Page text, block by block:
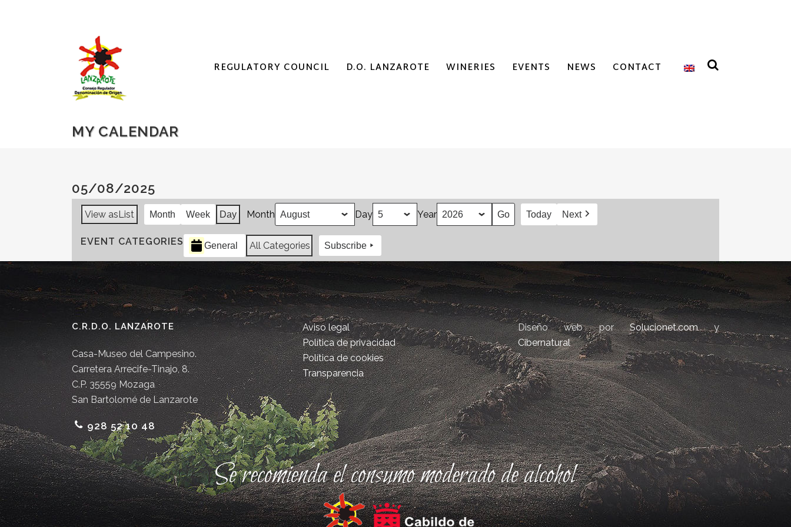
REGULATORY COUNCIL D.O. LANZAROTE WINERIES EVENTS NEWS CONTACT
MY CALENDAR
05/08/2025
View asList Month Week Day Month Day Year Today Next
EVENT CATEGORIES General All Categories Subscribe
C.R.D.O. LANZAROTE
Casa-Museo del Campesino.
Carretera Arrecife-Tinajo, 8.
C.P. 35559 Mozaga
San Bartolomé de Lanzarote
928 52 10 48
Aviso legal
Política de privacidad
Política de cookies
Transparencia
Diseño web porSolucionet.comy
Cibernatural
Se recomienda el consumo moderado de alcohol